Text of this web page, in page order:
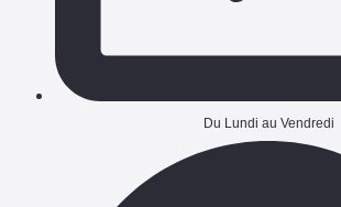
Du Lundi au Vendredi